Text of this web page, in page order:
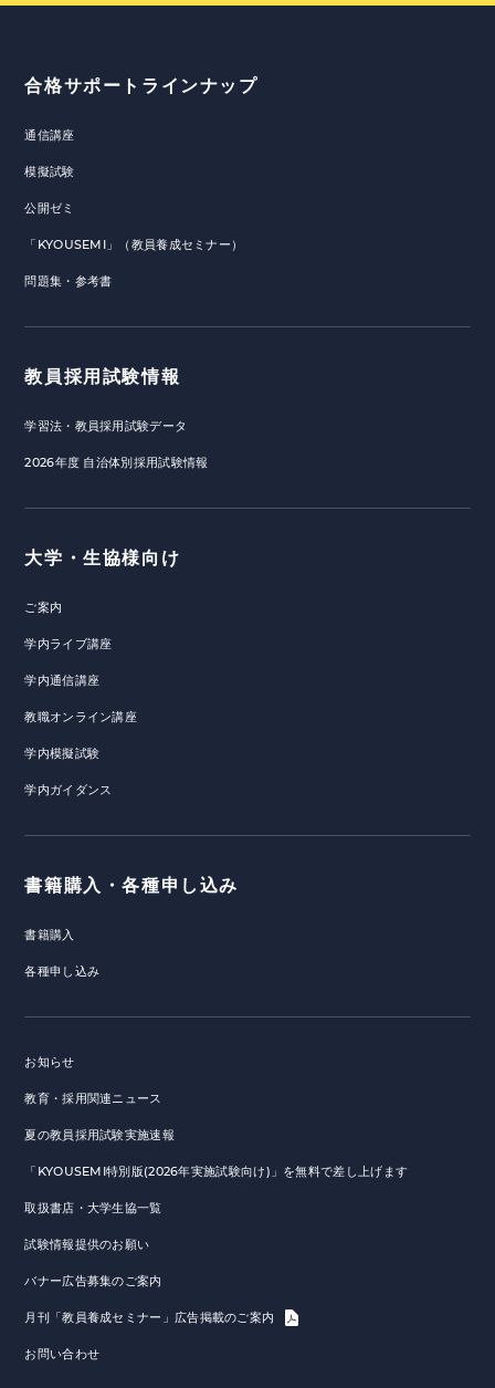
合格サポートラインナップ
通信講座
模擬試験
公開ゼミ
「KYOUSEMI」（教員養成セミナー）
問題集・参考書
教員採用試験情報
学習法・教員採用試験データ
2026年度 自治体別採用試験情報
大学・生協様向け
ご案内
学内ライブ講座
学内通信講座
教職オンライン講座
学内模擬試験
学内ガイダンス
書籍購入・各種申し込み
書籍購入
各種申し込み
お知らせ
教育・採用関連ニュース
夏の教員採用試験実施速報
「KYOUSEMI特別版(2026年実施試験向け)」を無料で差し上げます
取扱書店・大学生協一覧
試験情報提供のお願い
バナー広告募集のご案内
月刊「教員養成セミナー」広告掲載のご案内
お問い合わせ